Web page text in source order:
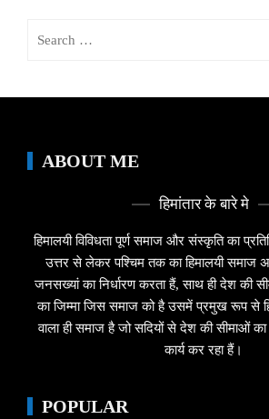
ABOUT ME
हिमांतार के बारे मे
हिमालयी विविधता पूर्ण समाज और संस्कृति का
उत्तर से लेकर पश्चिम तक का हिमालयी समाज
जनसख्यां का निर्धारण करता हैं, साथ ही देश की
का जिम्मा जिस समाज को है उसमें प्रमुख रूप से
वाला ही समाज है जो सदियों से देश की सीमाओं
कार्य कर रहा हैं।
POPULAR